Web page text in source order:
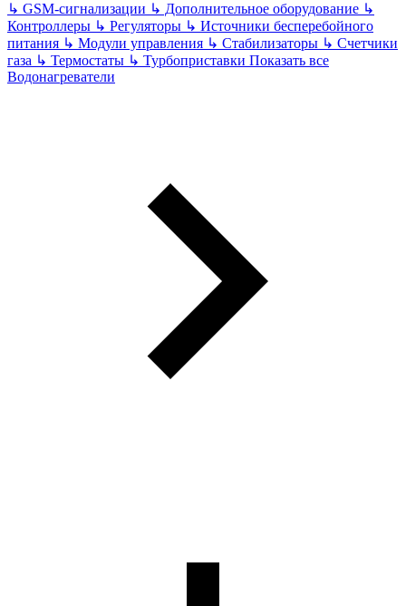
↳ GSM-сигнализации ↳ Дополнительное оборудование ↳
Контроллеры ↳ Регуляторы ↳ Источники бесперебойного
питания ↳ Модули управления ↳ Стабилизаторы ↳ Счетчики
газа ↳ Термостаты ↳ Турбоприставки Показать все
Водонагреватели